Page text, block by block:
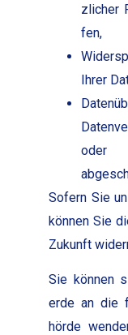
zlich­er
fen,
Ihrer
oder
Sofern Sie
kön­nen Sie
Zukun­ft
Sie kön­nen
erde an die
hörde